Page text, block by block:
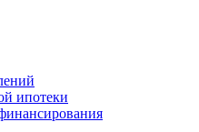
ипотеки